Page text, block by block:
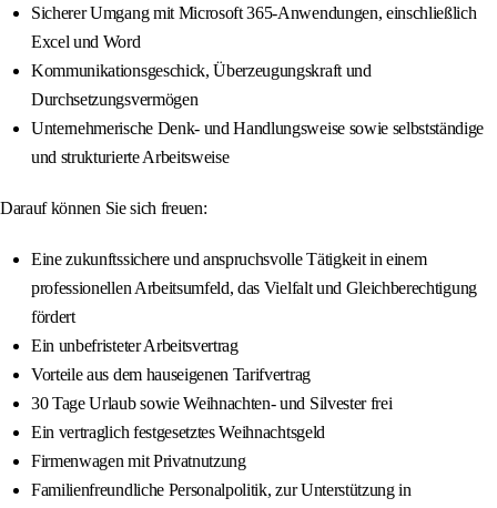
Sicherer Umgang mit Microsoft 365-Anwendungen, einschließlich
Excel und Word
Kommunikationsgeschick, Überzeugungskraft und
Durchsetzungsvermögen
Unternehmerische Denk- und Handlungsweise sowie selbstständige
und strukturierte Arbeitsweise
Darauf können Sie sich freuen:
Eine zukunftssichere und anspruchsvolle Tätigkeit in einem
professionellen Arbeitsumfeld, das Vielfalt und Gleichberechtigung
fördert
Ein unbefristeter Arbeitsvertrag
Vorteile aus dem hauseigenen Tarifvertrag
30 Tage Urlaub sowie Weihnachten- und Silvester frei
Ein vertraglich festgesetztes Weihnachtsgeld
Firmenwagen mit Privatnutzung
Familienfreundliche Personalpolitik, zur Unterstützung in